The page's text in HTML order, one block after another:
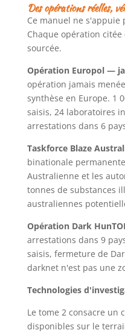
Des opérations réelles,
Ce manuel ne s'appuie
Chaque opération
sourcée.
Opération Europol —
opération jamais
synthèse en Europe. 1
saisis, 24 laboratoires
arrestations dans 6
Taskforce Blaze
binationale
Australienne et les
tonnes de substances
australiennes
Opération Dark
arrestations dans 9
saisis, fermeture de
darknet n'est pas une
Technologies
Le tome 2 consacre un
disponibles sur le